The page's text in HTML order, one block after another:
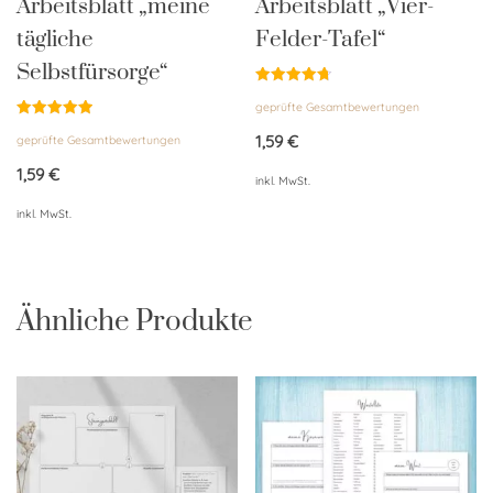
Arbeitsblatt „meine
tägliche
Selbstfürsorge“
mit
von 5
geprüfte Gesamtbewertungen
1,59€
inkl. MwSt.
Arbeitsblatt „Vier-
Felder-Tafel“
mit
von 5
geprüfte Gesamtbewertungen
1,59€
inkl. MwSt.
Ähnliche Produkte